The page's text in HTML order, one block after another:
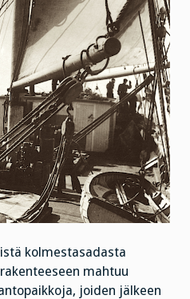
kolmestasadasta
mahtuu
joiden jälkeen